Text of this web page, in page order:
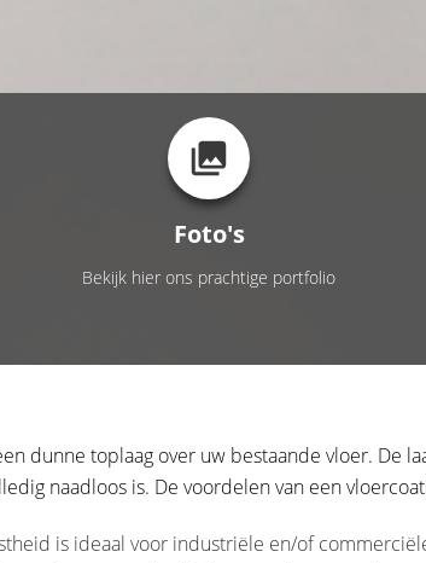
Foto's
Bekijk hier ons prachtige portfolio
dunne toplaag over uw bestaande vloer. De
naadloos is. De voordelen van een
is ideaal voor industriële en/of